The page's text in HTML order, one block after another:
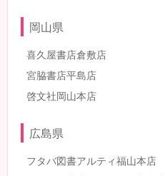
岡山県
喜久屋書店倉敷店
宮脇書店平島店
啓文社岡山本店
広島県
フタバ図書アルティ福山本店